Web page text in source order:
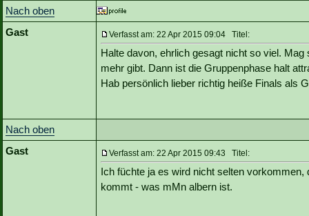
Nach oben
Gast
Verfasst am: 22 Apr 2015 09:04 Titel:
Halte davon, ehrlich gesagt nicht so viel.
mehr gibt. Dann ist die Gruppenphase halt
Hab persönlich lieber richtig heiße Finals als
Nach oben
Gast
Verfasst am: 22 Apr 2015 09:43 Titel:
Ich füchte ja es wird nicht selten
kommt - was mMn albern ist.